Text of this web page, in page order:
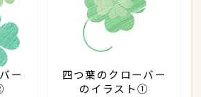
ー
四つ葉のクローバー
のイラスト①